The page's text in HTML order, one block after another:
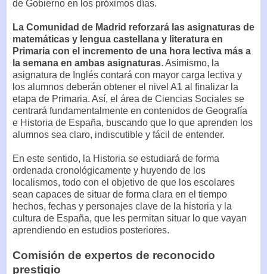
de Gobierno en los próximos días.
La Comunidad de Madrid reforzará las asignaturas de
matemáticas y lengua castellana y literatura en
Primaria con el incremento de una hora lectiva más a
la semana en ambas asignaturas. Asimismo, la
asignatura de Inglés contará con mayor carga lectiva y
los alumnos deberán obtener el nivel A1 al finalizar la
etapa de Primaria. Así, el área de Ciencias Sociales se
centrará fundamentalmente en contenidos de Geografía
e Historia de España, buscando que lo que aprenden los
alumnos sea claro, indiscutible y fácil de entender.
En este sentido, la Historia se estudiará de forma
ordenada cronológicamente y huyendo de los
localismos, todo con el objetivo de que los escolares
sean capaces de situar de forma clara en el tiempo
hechos, fechas y personajes clave de la historia y la
cultura de España, que les permitan situar lo que vayan
aprendiendo en estudios posteriores.
Comisión de expertos de reconocido
prestigio